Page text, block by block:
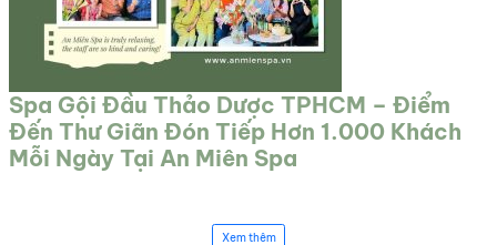
Spa Gội Đầu Thảo Dược TPHCM – Điểm
Đến Thư Giãn Đón Tiếp Hơn 1.000 Khách
Mỗi Ngày Tại An Miên Spa
Xem thêm